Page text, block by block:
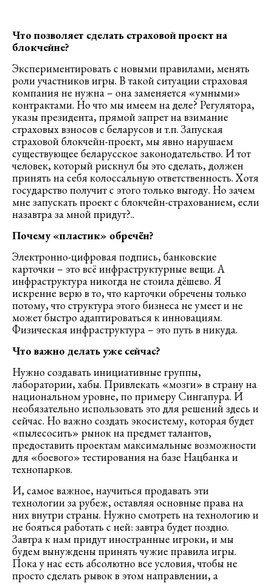
Что позволяет сделать страховой проект на
блокчейне?
Экспериментировать с новыми правилами, менять
роли участников игры. В такой ситуации страховая
компания не нужна – она заменяется «умными»
контрактами. Но что мы имеем на деле? Регулятора,
указы президента, прямой запрет на взимание
страховых взносов с беларусов и т.п. Запуская
страховой блокчейн-проект, мы явно нарушаем
существующее беларусское законодательство. И тот
человек, который рискнул бы это сделать, должен
принять на себя колоссальную ответственность. Хотя
государство получит с этого только выгоду. Но зачем
мне запускать проект с блокчейн-страхованием, если
назавтра за мной придут?..
Почему «пластик» обречён?
Электронно-цифровая подпись, банковские
карточки – это всё инфраструктурные вещи. А
инфраструктура никогда не стоила дёшево. Я
искренне верю в то, что карточки обречены только
потому, что структура этого бизнеса не умеет и не
может быстро адаптироваться к инновациям.
Физическая инфраструктура – это путь в никуда.
Что важно делать уже сейчас?
Нужно создавать инициативные группы,
лаборатории, хабы. Привлекать «мозги» в страну на
национальном уровне, по примеру Сингапура. И
необязательно использовать это для решений здесь и
сейчас. Но важно создать экосистему, которая будет
«пылесосить» рынок на предмет талантов,
предоставить проектам максимальные возможности
для «боевого» тестирования на базе Нацбанка и
технопарков.
И, самое важное, научиться продавать эти
технологии за рубеж, оставляя основные права на
них внутри страны. Нужно смотреть на технологию и
не бояться работать с ней: завтра будет поздно.
Завтра к нам придут иностранные игроки, и мы
будем вынуждены принять чужие правила игры.
Пока у нас есть абсолютно все условия, чтобы не
просто сделать рывок в этом направлении, а